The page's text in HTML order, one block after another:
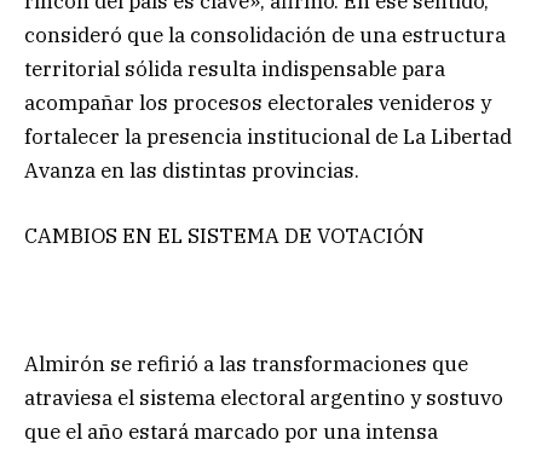
consideró que la consolidación de una estructura
territorial sólida resulta indispensable para
acompañar los procesos electorales venideros y
fortalecer la presencia institucional de La Libertad
Avanza en las distintas provincias.
CAMBIOS EN EL SISTEMA DE VOTACIÓN
Almirón se refirió a las transformaciones que
atraviesa el sistema electoral argentino y sostuvo
que el año estará marcado por una intensa